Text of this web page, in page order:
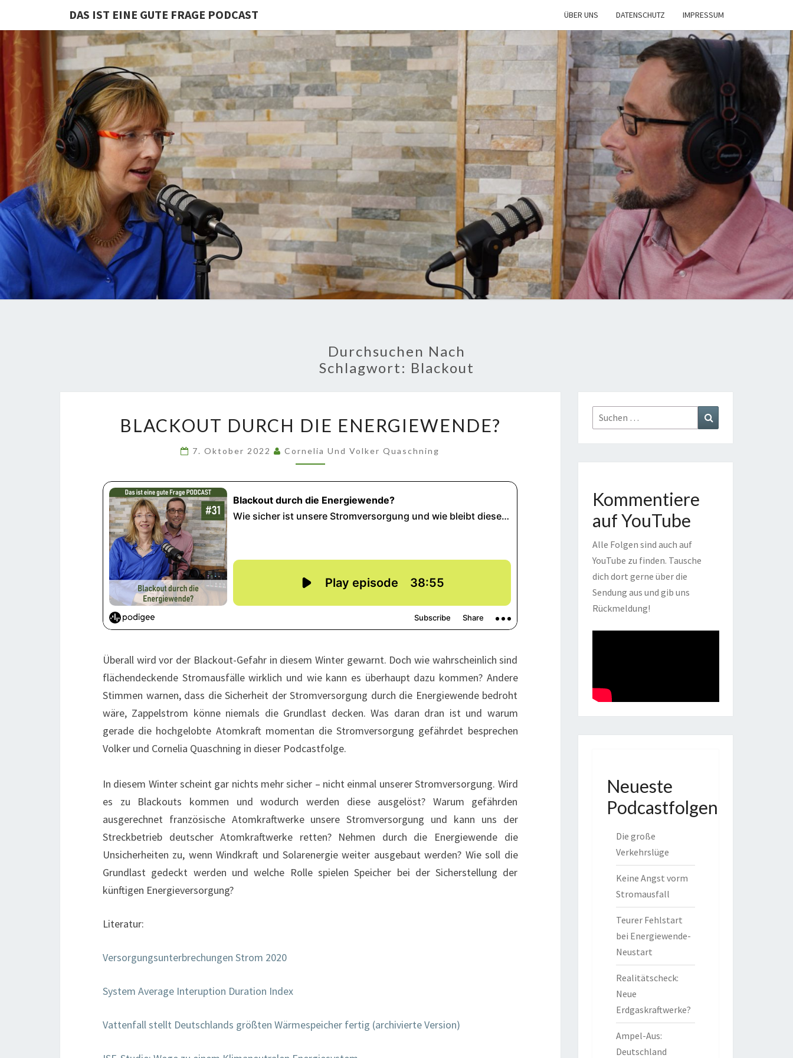
DAS IST EINE GUTE FRAGE PODCAST ÜBER UNS DATENSCHUTZ IMPRESSUM
DAS IST
EINE
GUTE
PODCAST
Von Cornelia Und
Volker
Quaschning – Der
Podcast Zur
Klimakrise Und
Energierevolution
| Klimaschutz Und
Energiewende-
Fakten Und
Hintergründe
Durchsuchen Nach
Schlagwort: Blackout
DURCH
DIE
ENERGIEWENDE?
BLACKOUT DURCH DIE ENERGIEWENDE?
7. Oktober 2022 Cornelia Und Volker Quaschning
Überall wird vor der Blackout-Gefahr in diesem Winter gewarnt. Doch wie wahrscheinlich sind
flächendeckende Stromausfälle wirklich und wie kann es überhaupt dazu kommen? Andere
Stimmen warnen, dass die Sicherheit der Stromversorgung durch die Energiewende bedroht
wäre, Zappelstrom könne niemals die Grundlast decken. Was daran dran ist und warum
gerade die hochgelobte Atomkraft momentan die Stromversorgung gefährdet besprechen
Volker und Cornelia Quaschning in dieser Podcastfolge.
In diesem Winter scheint gar nichts mehr sicher – nicht einmal unserer Stromversorgung. Wird
es zu Blackouts kommen und wodurch werden diese ausgelöst? Warum gefährden
ausgerechnet französische Atomkraftwerke unsere Stromversorgung und kann uns der
Streckbetrieb deutscher Atomkraftwerke retten? Nehmen durch die Energiewende die
Unsicherheiten zu, wenn Windkraft und Solarenergie weiter ausgebaut werden? Wie soll die
Grundlast gedeckt werden und welche Rolle spielen Speicher bei der Sicherstellung der
künftigen Energieversorgung?
Literatur:
Versorgungsunterbrechungen Strom 2020
System Average Interuption Duration Index
Vattenfall stellt Deutschlands größten Wärmespeicher fertig (archivierte Version)
Suchen
nach:
Kommentiere
auf YouTube
Alle Folgen sind auch auf
YouTube zu finden. Tausche
dich dort gerne über die
Sendung aus und gib uns
Rückmeldung!
Neueste
Podcastfolgen
Die große
Verkehrslüge
Keine Angst vorm
Stromausfall
Teurer Fehlstart
bei Energiewende-
Neustart
Realitätscheck:
Neue
Erdgaskraftwerke?
Ampel-Aus:
Deutschland